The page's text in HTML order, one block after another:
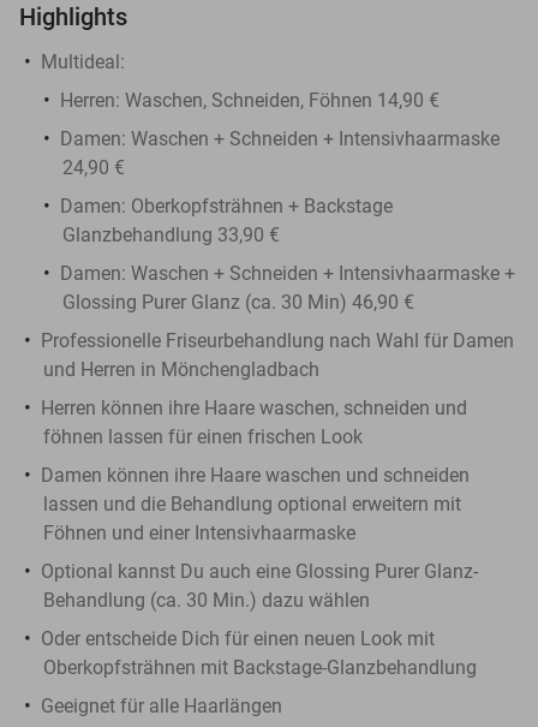
Highlights
Multideal:
Herren: Waschen, Schneiden, Föhnen 14,90 €
Damen: Waschen + Schneiden + Intensivhaarmaske
24,90 €
Damen: Oberkopfsträhnen + Backstage
Glanzbehandlung 33,90 €
Damen: Waschen + Schneiden + Intensivhaarmaske +
Glossing Purer Glanz (ca. 30 Min) 46,90 €
Professionelle Friseurbehandlung nach Wahl für Damen
und Herren in Mönchengladbach
Herren können ihre Haare waschen, schneiden und
föhnen lassen für einen frischen Look
Damen können ihre Haare waschen und schneiden
lassen und die Behandlung optional erweitern mit
Föhnen und einer Intensivhaarmaske
Optional kannst Du auch eine Glossing Purer Glanz-
Behandlung (ca. 30 Min.) dazu wählen
Oder entscheide Dich für einen neuen Look mit
Oberkopfsträhnen mit Backstage-Glanzbehandlung
Geeignet für alle Haarlängen